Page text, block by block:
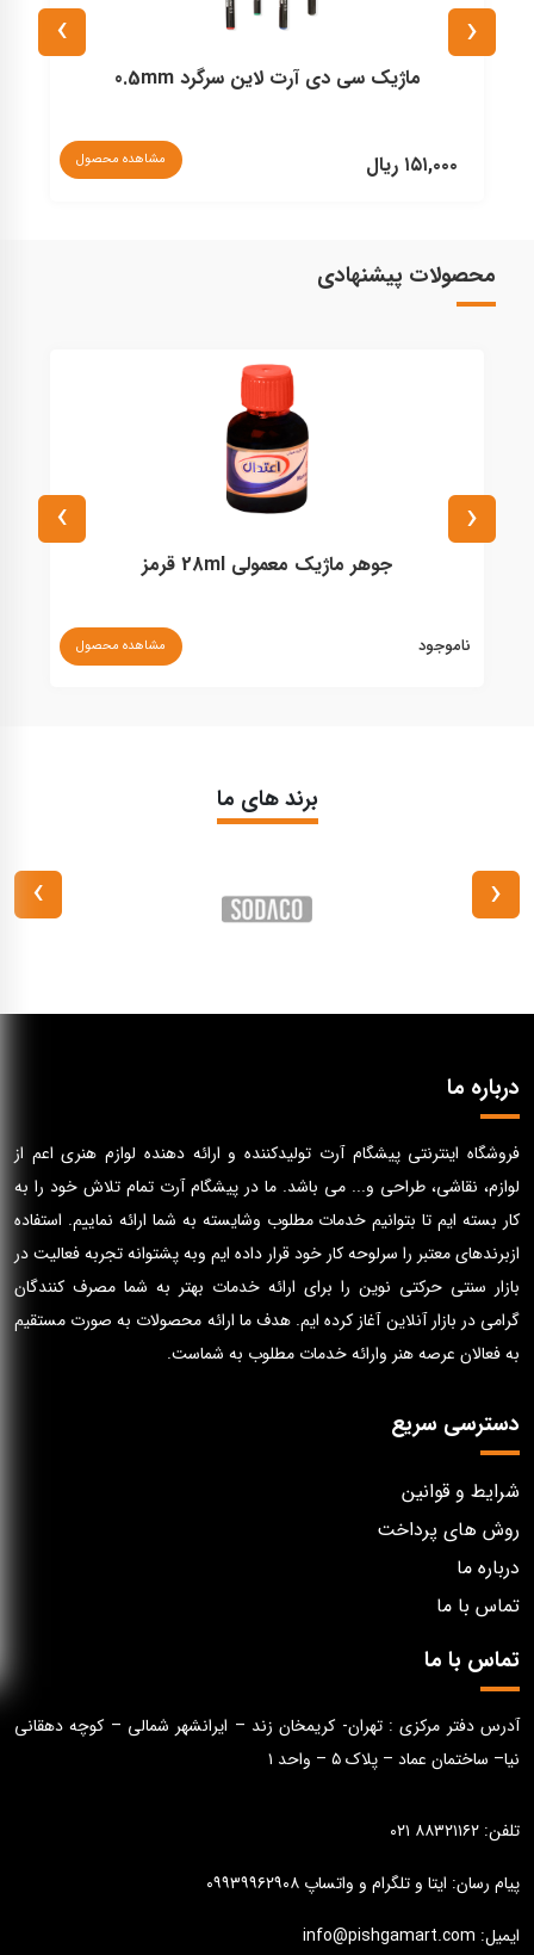
ماژیک سی دی آرت لاین سرگرد 0.5mm
۱۵۱,۰۰۰ ریال مشاهده محصول
‹
›
محصولات پیشنهادی
جوهر ماژیک معمولی 28ml قرمز
ناموجود مشاهده محصول
‹
›
برند های ما
‹
›
درباره ما
فروشگاه اینترنتی پیشگام آرت تولیدکننده و ارائه دهنده لوازم هنری اعم از
لوازم، نقاشی، طراحی و... می باشد. ما در پیشگام آرت تمام تلاش خود را به
کار بسته ایم تا بتوانیم خدمات مطلوب وشایسته به شما ارائه نماییم. استفاده
ازبرندهای معتبر را سرلوحه کار خود قرار داده ایم وبه پشتوانه تجربه فعالیت در
بازار سنتی حرکتی نوین را برای ارائه خدمات بهتر به شما مصرف کنندگان
گرامی در بازار آنلاین آغاز کرده ایم. هدف ما ارائه محصولات به صورت مستقیم
به فعالان عرصه هنر وارائه خدمات مطلوب به شماست.
دسترسی سریع
شرایط و قوانین
روش های پرداخت
درباره ما
تماس با ما
تماس با ما
آدرس دفتر مرکزی : تهران- کریمخان زند – ایرانشهر شمالی – کوچه دهقانی
نیا– ساختمان عماد – پلاک ۵ – واحد ۱
تلفن: ۸۸۳۲۱۱۶۲ ۰۲۱
پیام رسان: ایتا و تلگرام و واتساپ ۰۹۹۳۹۹۶۲۹۰۸
ایمیل: info@pishgamart.com